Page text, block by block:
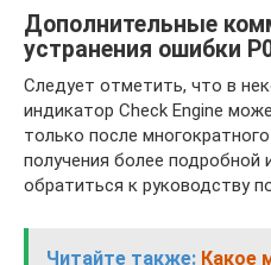
Дополнительные
устранения ошибки
Следует отметить, что в
индикатор Check Engine
только после
получения более
обратиться к руководству
Читайте также: Какое